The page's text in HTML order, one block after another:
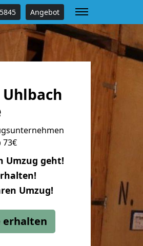
Angebot
73€
Umzug geht!
Umzug!
erhalten